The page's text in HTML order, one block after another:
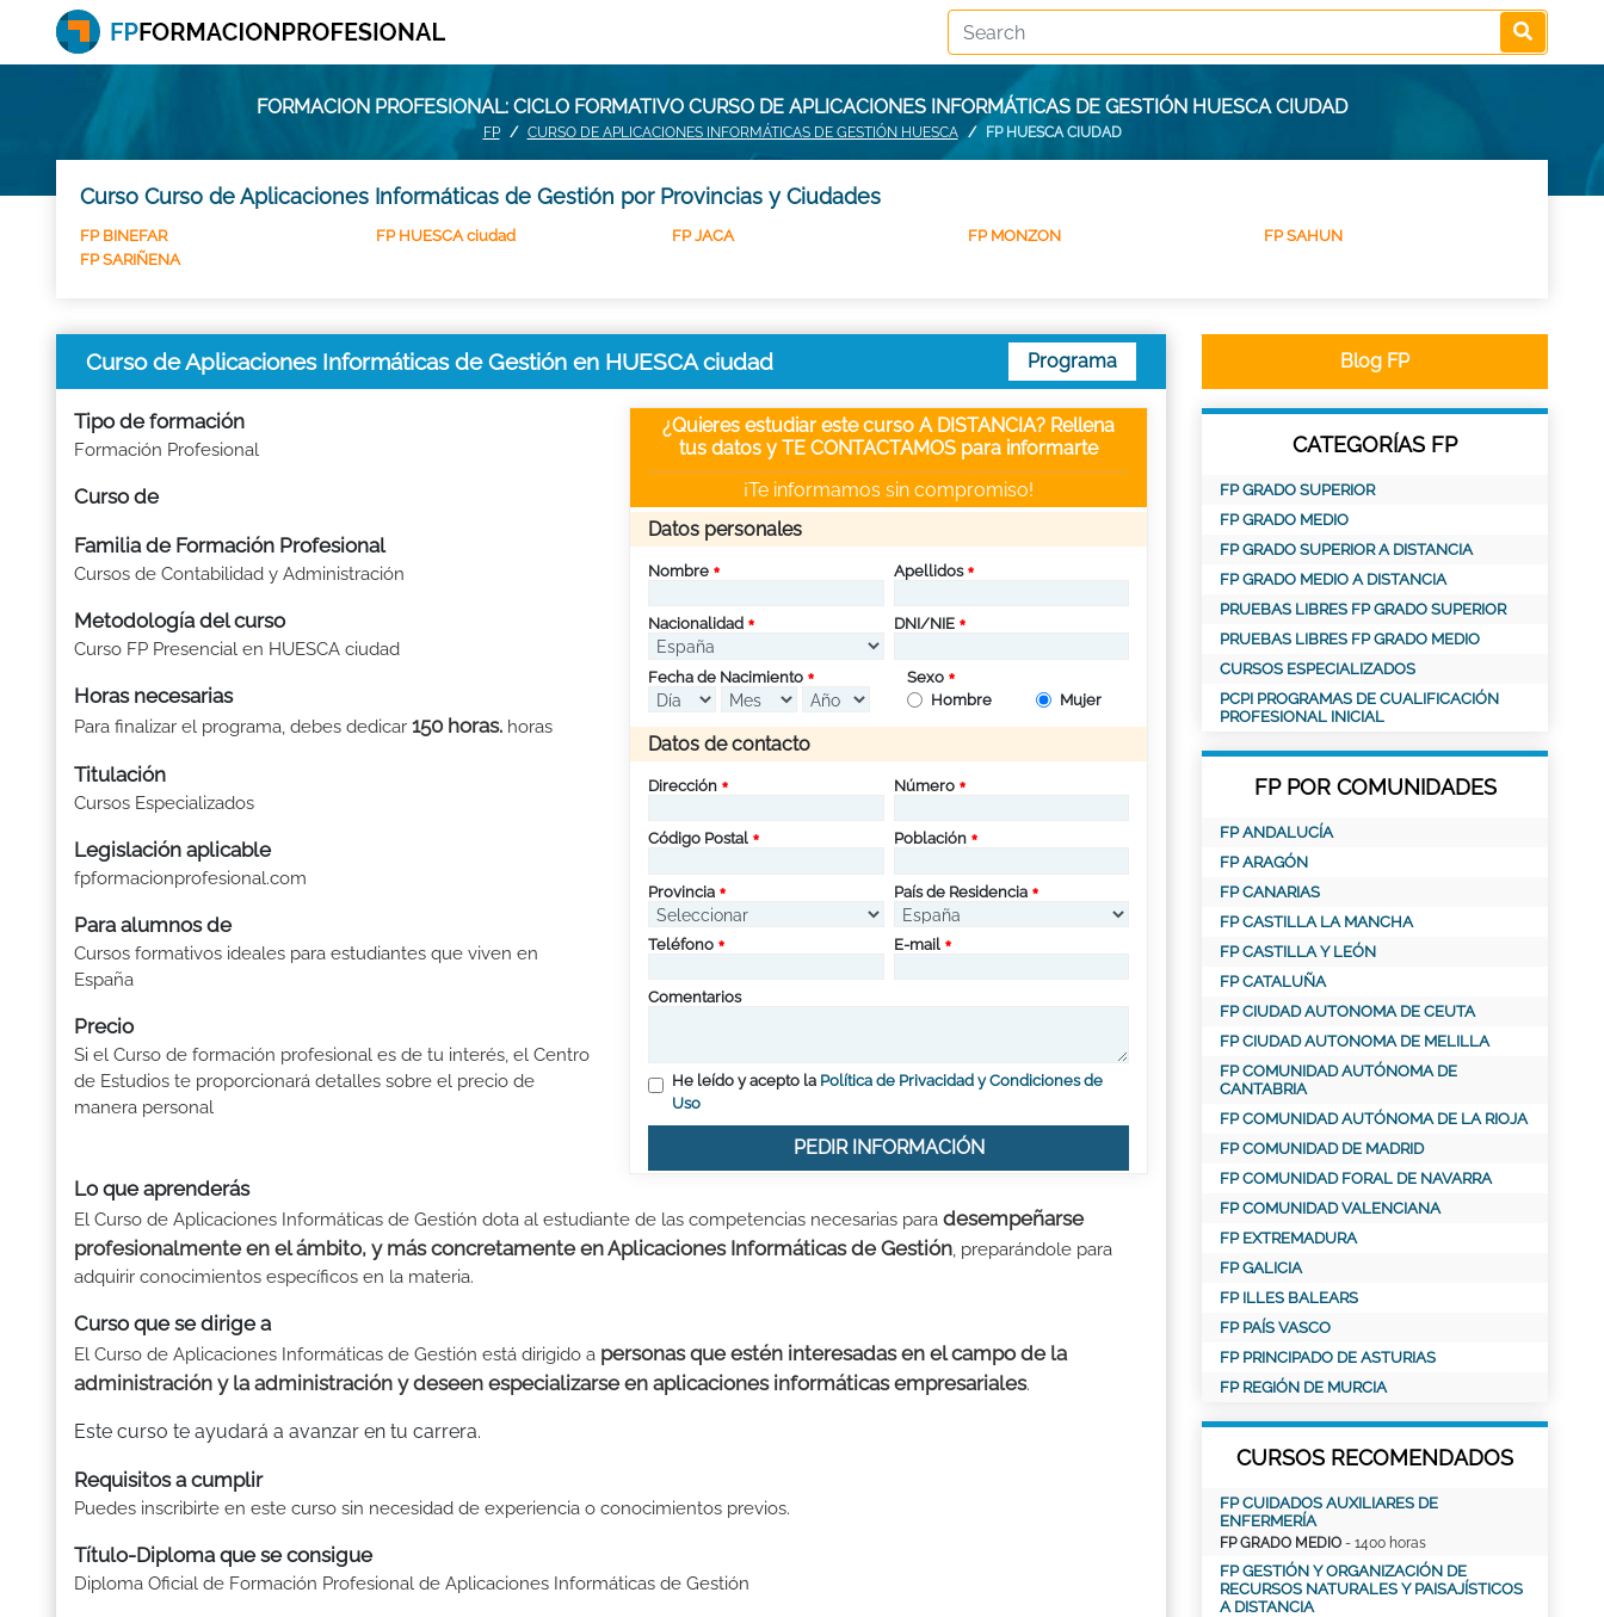
FORMACION PROFESIONAL: CICLO FORMATIVO CURSO DE APLICACIONES INFORMÁTICAS DE GESTIÓN HUESCA CIUDAD
FP CURSO DE APLICACIONES INFORMÁTICAS DE GESTIÓN HUESCA FP HUESCA CIUDAD
Curso Curso de Aplicaciones Informáticas de Gestión por Provincias y Ciudades
FP BINEFAR FP HUESCA ciudad FP JACA FP MONZON
FP SAHUN
FP SARIÑENA
Curso de Aplicaciones Informáticas de Gestión en HUESCA ciudad Programa
Tipo de formación
Formación Profesional
Curso de
Familia de Formación Profesional
Cursos de Contabilidad y Administración
Metodología del curso
Curso FP Presencial en HUESCA ciudad
Horas necesarias
Para finalizar el programa, debes dedicar 150 horas. horas
Titulación
Cursos Especializados
Legislación aplicable
fpformacionprofesional.com
Para alumnos de
Cursos formativos ideales para estudiantes que viven en
España
Precio
Si el Curso de formación profesional es de tu interés, el Centro
de Estudios te proporcionará detalles sobre el precio de
manera personal
¿Quieres estudiar este curso A DISTANCIA? Rellena
tus datos y TE CONTACTAMOS para informarte
¡Te informamos sin compromiso!
Datos personales
Nombre Apellidos
Nacionalidad DNI/NIE
Fecha de Nacimiento
Sexo
Hombre
Mujer
Datos de contacto
Dirección Número
Código Postal Población
Provincia País de Residencia
Teléfono E-mail
Comentarios
He leído y acepto la Política de Privacidad y Condiciones de
Uso
PEDIR INFORMACIÓN
Lo que aprenderás
El Curso de Aplicaciones Informáticas de Gestión dota al estudiante de las competencias necesarias para desempeñarse
profesionalmente en el ámbito, y más concretamente en Aplicaciones Informáticas de Gestión, preparándole para
adquirir conocimientos específicos en la materia.
Curso que se dirige a
El Curso de Aplicaciones Informáticas de Gestión está dirigido a personas que estén interesadas en el campo de la
administración y la administración y deseen especializarse en aplicaciones informáticas empresariales.
Este curso te ayudará a avanzar en tu carrera.
Requisitos a cumplir
Puedes inscribirte en este curso sin necesidad de experiencia o conocimientos previos.
Título-Diploma que se consigue
Diploma Oficial de Formación Profesional de Aplicaciones Informáticas de Gestión
Blog FP
CATEGORÍAS FP
FP GRADO SUPERIOR
FP GRADO MEDIO
FP GRADO SUPERIOR A DISTANCIA
FP GRADO MEDIO A DISTANCIA
PRUEBAS LIBRES FP GRADO SUPERIOR
PRUEBAS LIBRES FP GRADO MEDIO
CURSOS ESPECIALIZADOS
PCPI PROGRAMAS DE CUALIFICACIÓN
PROFESIONAL INICIAL
FP POR COMUNIDADES
FP ANDALUCÍA
FP ARAGÓN
FP CANARIAS
FP CASTILLA LA MANCHA
FP CASTILLA Y LEÓN
FP CATALUÑA
FP CIUDAD AUTONOMA DE CEUTA
FP CIUDAD AUTONOMA DE MELILLA
FP COMUNIDAD AUTÓNOMA DE
CANTABRIA
FP COMUNIDAD AUTÓNOMA DE LA RIOJA
FP COMUNIDAD DE MADRID
FP COMUNIDAD FORAL DE NAVARRA
FP COMUNIDAD VALENCIANA
FP EXTREMADURA
FP GALICIA
FP ILLES BALEARS
FP PAÍS VASCO
FP PRINCIPADO DE ASTURIAS
FP REGIÓN DE MURCIA
CURSOS RECOMENDADOS
FP CUIDADOS AUXILIARES DE
ENFERMERÍA
FP GRADO MEDIO - 1400 horas
FP GESTIÓN Y ORGANIZACIÓN DE
RECURSOS NATURALES Y PAISAJÍSTICOS
A DISTANCIA